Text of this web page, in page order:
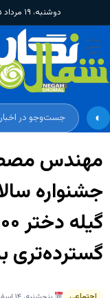
دوشنبه، ۱۹ مرداد ۱۴۰۵ | ساعت ۲۳:۰۴
◐
مهندس
جشنواره
گسترده‌تری